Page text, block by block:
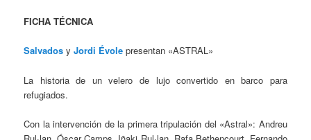
FICHA TÉCNICA
Salvados yJordi Évole presentan «ASTRAL»
La historia de un velero de lujo convertido en barco para
refugiados.
Con la intervención de la primera tripulación del «Astral»: Andreu